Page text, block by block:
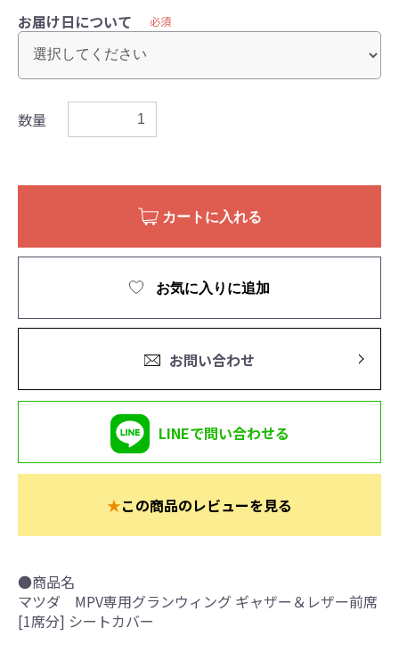
お届け日について 必須
数量
カートに入れる
お気に入りに追加
お問い合わせ
LINEで問い合わせる
★この商品のレビューを見る
●商品名
マツダ MPV専用グランウィング ギャザー＆レザー前席
[1席分] シートカバー